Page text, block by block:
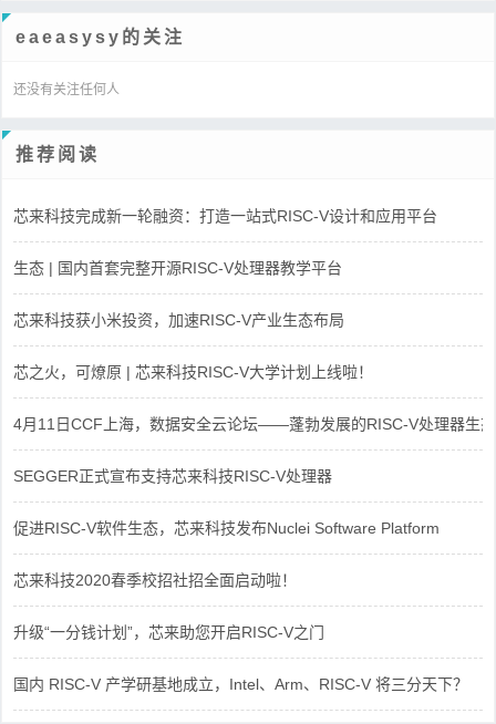
eaeasysy的关注
还没有关注任何人
推荐阅读
芯来科技完成新一轮融资：打造一站式RISC-V设计和应用平台
生态 | 国内首套完整开源RISC-V处理器教学平台
芯来科技获小米投资，加速RISC-V产业生态布局
芯之火，可燎原 | 芯来科技RISC-V大学计划上线啦！
4月11日CCF上海，数据安全云论坛——蓬勃发展的RISC-V处理器生态
SEGGER正式宣布支持芯来科技RISC-V处理器
促进RISC-V软件生态，芯来科技发布Nuclei Software Platform
芯来科技2020春季校招社招全面启动啦！
升级“一分钱计划”，芯来助您开启RISC-V之门
国内 RISC-V 产学研基地成立，Intel、Arm、RISC-V 将三分天下？